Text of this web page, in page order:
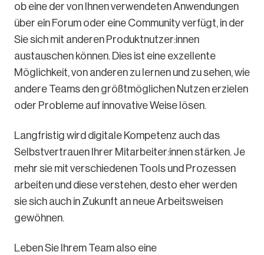
ob eine der von Ihnen verwendeten Anwendungen
über ein Forum oder eine Community verfügt, in der
Sie sich mit anderen Produktnutzer:innen
austauschen können. Dies ist eine exzellente
Möglichkeit, von anderen zu lernen und zu sehen, wie
andere Teams den größtmöglichen Nutzen erzielen
oder Probleme auf innovative Weise lösen.
Langfristig wird digitale Kompetenz auch das
Selbstvertrauen Ihrer Mitarbeiter:innen stärken. Je
mehr sie mit verschiedenen Tools und Prozessen
arbeiten und diese verstehen, desto eher werden
sie sich auch in Zukunft an neue Arbeitsweisen
gewöhnen.
Leben Sie Ihrem Team also eine